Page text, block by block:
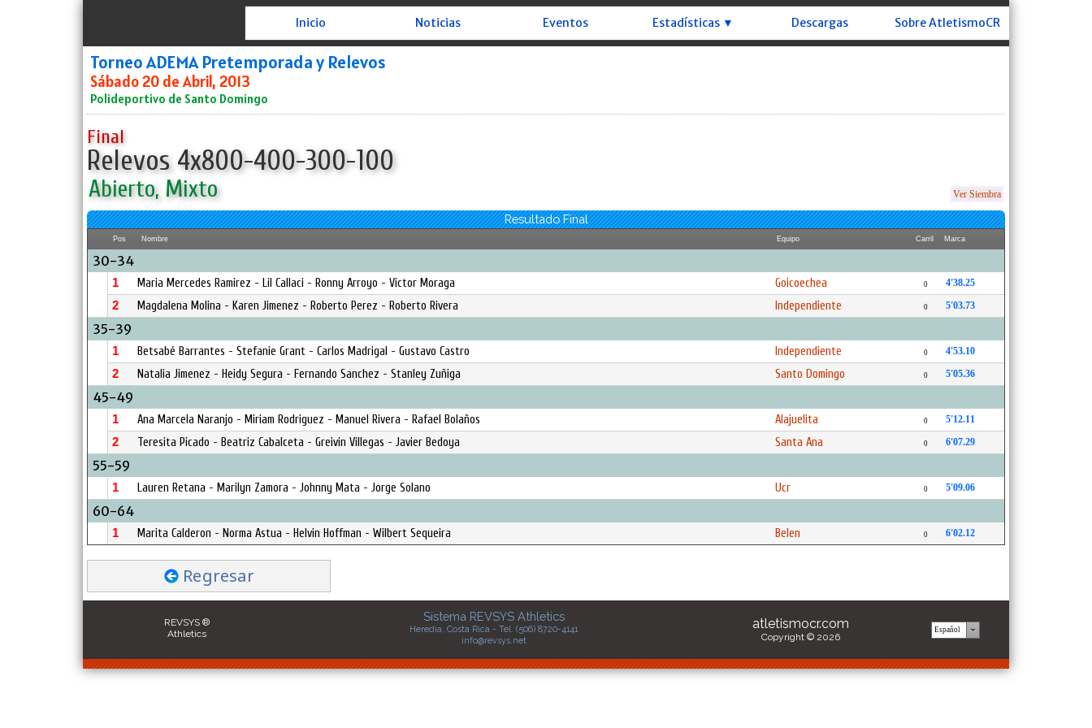
Inicio Noticias Eventos Estadísticas ▼ Descargas Sobre AtletismoCR
Torneo ADEMA Pretemporada y Relevos
Sábado 20 de Abril, 2013
Polideportivo de Santo Domingo
Final
Relevos 4x800-400-300-100
Abierto, Mixto Ver Siembra
Resultado Final
Pos Nombre Equipo Carril Marca
30-34
1 Maria Mercedes Ramirez - Lil Callaci - Ronny Arroyo - Victor Moraga Goicoechea 0 4'38.25
2 Magdalena Molina - Karen Jimenez - Roberto Perez - Roberto Rivera Independiente 0 5'03.73
35-39
1 Betsabé Barrantes - Stefanie Grant - Carlos Madrigal - Gustavo Castro Independiente 0 4'53.10
2 Natalia Jimenez - Heidy Segura - Fernando Sanchez - Stanley Zuñiga Santo Domingo 0 5'05.36
45-49
1 Ana Marcela Naranjo - Miriam Rodriguez - Manuel Rivera - Rafael Bolaños Alajuelita 0 5'12.11
2 Teresita Picado - Beatriz Cabalceta - Greivin Villegas - Javier Bedoya Santa Ana 0 6'07.29
55-59
1 Lauren Retana - Marilyn Zamora - Johnny Mata - Jorge Solano Ucr 0 5'09.06
60-64
1 Marita Calderon - Norma Astua - Helvin Hoffman - Wilbert Sequeira Belen 0 6'02.12
Regresar
REVSYS ®
Athletics
Sistema REVSYS Athletics
Heredia, Costa Rica - Tel. (506) 8720-4141
info@revsys.net
atletismocr.com
Copyright © 2026